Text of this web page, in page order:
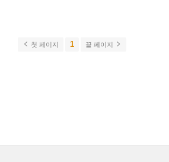
첫 페이지 1 끝 페이지